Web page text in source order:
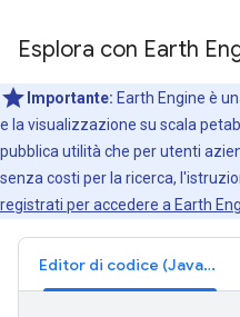
Esplora con Earth
Importante: Earth Engine è
e la visualizzazione su scala
pubblica utilità che per utenti
senza costi per la ricerca,
registrati per accedere a Earth
Editor di codice (JavaScript)